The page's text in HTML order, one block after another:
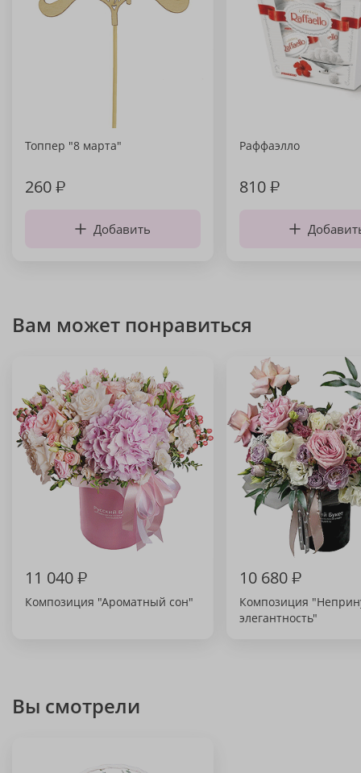
Топпер "8 марта"
260₽
Добавить
Раффаэлло
810₽
Вам может понравиться
11 040₽
Композиция "Ароматный сон"
10 680₽
Композиция
элегантность"
Вы смотрели